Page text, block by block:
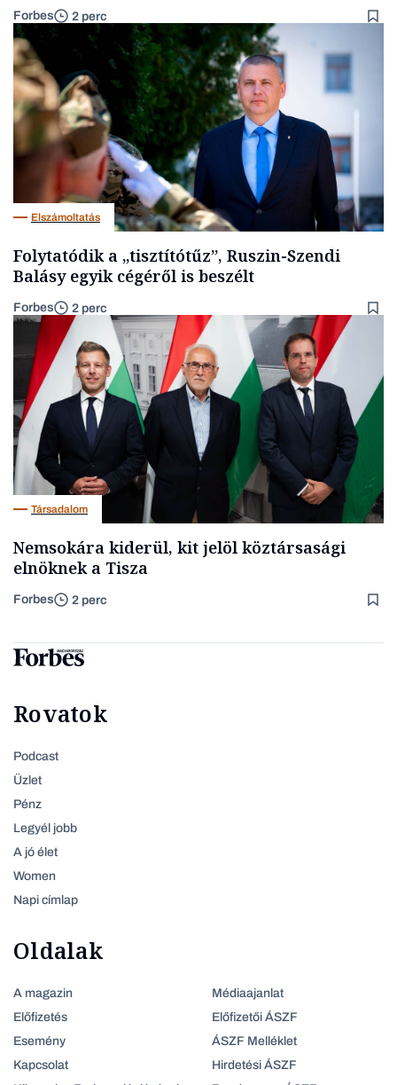
Forbes 2 perc
Elszámoltatás
Folytatódik a „tisztítótűz”, Ruszin-Szendi
Balásy egyik cégéről is beszélt
Forbes 2 perc
Társadalom
Nemsokára kiderül, kit jelöl köztársasági
elnöknek a Tisza
Forbes 2 perc
Rovatok
Podcast
Üzlet
Pénz
Legyél jobb
A jó élet
Women
Napi címlap
Oldalak
A magazin
Előfizetés
Esemény
Kapcsolat
Médiaajanlat
Előfizetői ÁSZF
ÁSZF Melléklet
Hirdetési ÁSZF